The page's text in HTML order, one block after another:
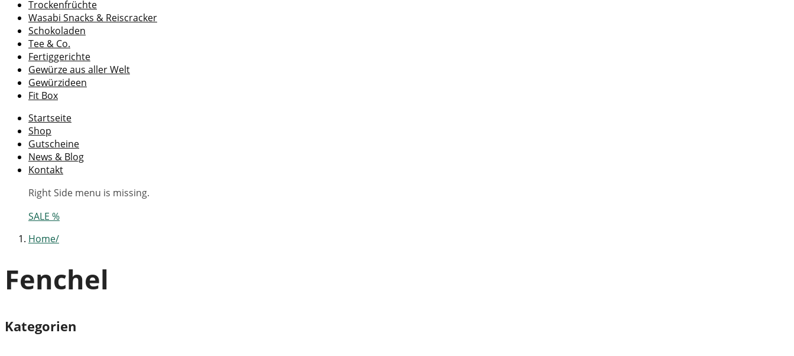
Trockenfrüchte
Wasabi Snacks & Reiscracker
Schokoladen
Tee & Co.
Fertiggerichte
Gewürze aus aller Welt
Gewürzideen
Fit Box
Startseite
Shop
Gutscheine
News & Blog
Kontakt
Right Side menu is missing.
SALE %
Home
Fenchel
Kategorien